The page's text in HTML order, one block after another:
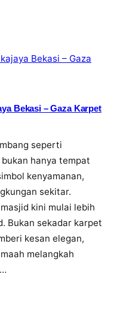
Bekasi – Gaza Karpet
seperti
hanya tempat
kenyamanan,
sekitar.
kini mulai lebih
Bukan sekadar karpet
kesan elegan,
melangkah